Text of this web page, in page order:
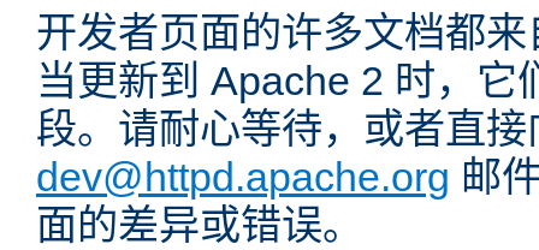
开发者页面的许多文档都
当更新到 Apache 2 时，它
段。请耐心等待，或者直接
dev@httpd.apache.org 邮
面的差异或错误。